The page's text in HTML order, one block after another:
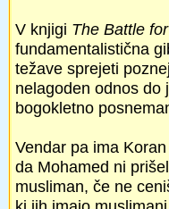
V knjigi The Battle
fundamentalistična
težave sprejeti
nelagoden odnos do
bogokletno
Vendar pa ima
da Mohamed ni
musliman, če ne